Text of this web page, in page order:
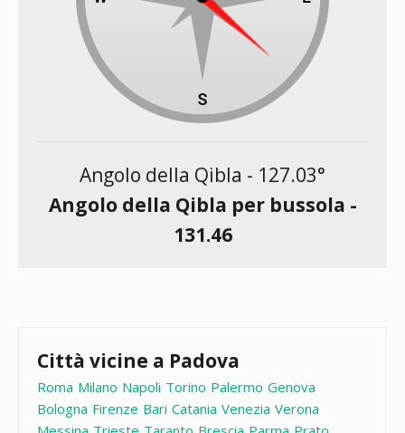
Angolo della Qibla - 127.03°
Angolo della Qibla per bussola -
131.46
Città vicine a Padova
Roma Milano Napoli Torino Palermo Genova
Bologna Firenze Bari Catania Venezia Verona